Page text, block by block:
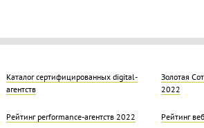
Каталог сертифицированных digital-
агентств
Золотая
2022
Рейтинг performance-агентств 2022 Рейтинг